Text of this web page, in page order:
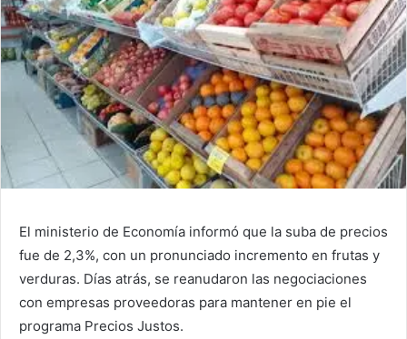
El ministerio de Economía informó que la suba de precios
fue de 2,3%, con un pronunciado incremento en frutas y
verduras. Días atrás, se reanudaron las negociaciones
con empresas proveedoras para mantener en pie el
programa Precios Justos.